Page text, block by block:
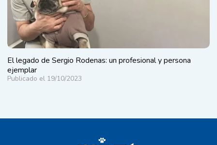
El legado de Sergio Rodenas: un profesional y persona
ejemplar
Publicado el 19/10/2023